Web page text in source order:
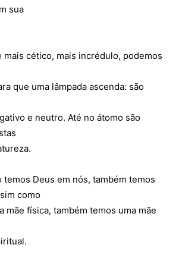
sua
mais cético, mais incrédulo, podemos
que uma lâmpada ascenda: são
e neutro. Até no átomo são
temos Deus em nós, também temos
como
mãe física, também temos uma mãe